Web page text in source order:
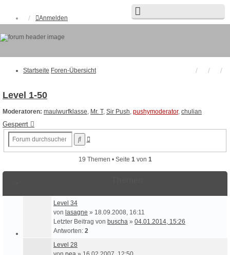
Aktive Themen
Anmelden
Startseite Foren-Übersicht
Level 1-50
Moderatoren: maulwurfklasse, Mr. T, Sir Push, pushymoderator, chulian
Gesperrt
SucheErweiterte
19 Themen • Seite 1von 1
Level 34
von lasagne » 18.09.2008, 16:11
Letzter Beitrag von buscha » 04.01.2014, 15:26
Antworten: 2
Level 28